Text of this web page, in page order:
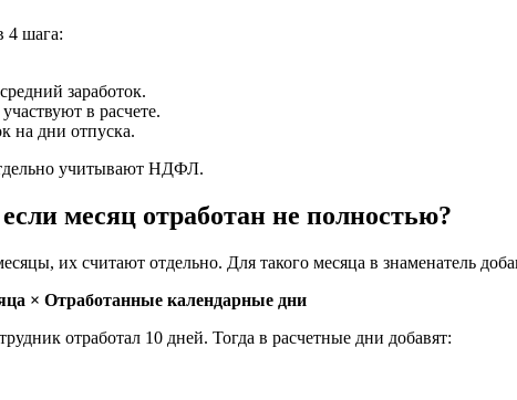
4 шага:
заработок.
в расчете.
на дни отпуска.
учитывают НДФЛ.
месяц отработан не полностью?
их считают отдельно. Для такого месяца в знаменатель
× Отработанные календарные дни
отработал 10 дней. Тогда в расчетные дни добавят: